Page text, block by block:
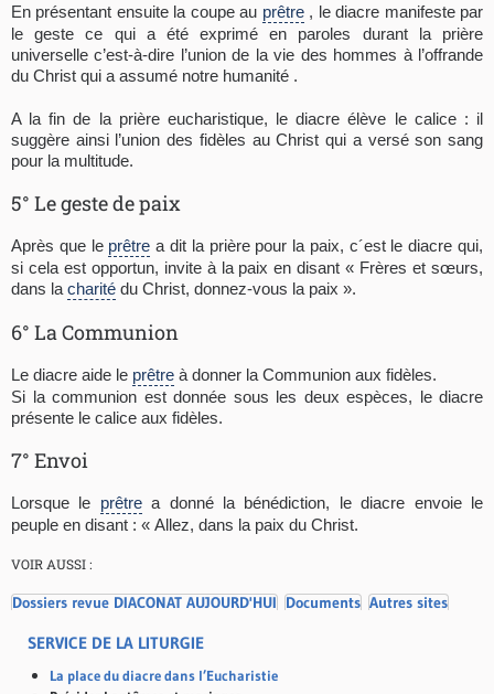
En présentant ensuite la coupe au prêtre, le diacre manifeste par
le geste ce qui a été exprimé en paroles durant la prière
universelle c’est-à-dire l’union de la vie des hommes à l’offrande
du Christ qui a assumé notre humanité .
A la fin de la prière eucharistique, le diacre élève le calice : il
suggère ainsi l’union des fidèles au Christ qui a versé son sang
pour la multitude.
5° Le geste de paix
Après que le prêtre a dit la prière pour la paix, c´est le diacre qui,
si cela est opportun, invite à la paix en disant « Frères et sœurs,
dans la charité du Christ, donnez-vous la paix ».
6° La Communion
Le diacre aide le prêtre à donner la Communion aux fidèles.
Si la communion est donnée sous les deux espèces, le diacre
présente le calice aux fidèles.
7° Envoi
Lorsque le prêtrea donné la bénédiction, le diacre envoie le
peuple en disant : « Allez, dans la paix du Christ.
VOIR AUSSI :
Dossiers revue DIACONAT AUJOURD'HUI Documents Autres sites
SERVICE DE LA LITURGIE
La place du diacre dans l’Eucharistie